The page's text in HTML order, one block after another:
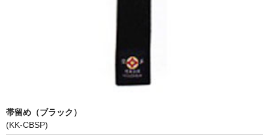
特定商取引に関する法律の表示
帯留め（ブラック）
(KK-CBSP)